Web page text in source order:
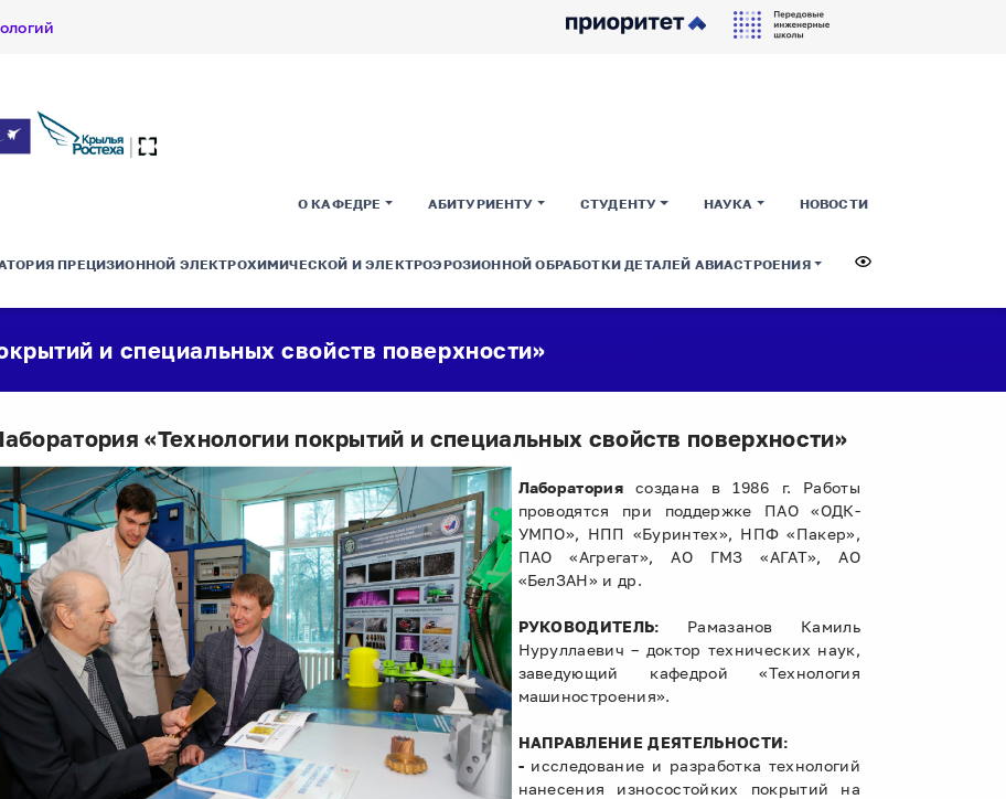
О КАФЕДРЕ АБИТУРИЕНТУ СТУДЕНТУ НАУКА НОВОСТИ
ПРЕЦИЗИОННОЙ ЭЛЕКТРОХИМИЧЕСКОЙ И ЭЛЕКТРОЭРОЗИОННОЙ ОБРАБОТКИ ДЕТАЛЕЙ АВИАСТРОЕНИЯ
и специальных свойств поверхности»
«Технологии покрытий и специальных свойств поверхности»
Лаборатория создана в 1986 г. Работы
проводятся при поддержке ПАО «ОДК-
УМПО», НПП «Буринтех», НПФ «Пакер»,
ПАО «Агрегат», АО ГМЗ «АГАТ», АО
«БелЗАН» и др.
РУКОВОДИТЕЛЬ: Рамазанов Камиль
Нуруллаевич – доктор технических наук,
заведующий кафедрой «Технология
машиностроения».
НАПРАВЛЕНИЕ ДЕЯТЕЛЬНОСТИ:
- исследование и разработка технологий
нанесения износостойких покрытий на